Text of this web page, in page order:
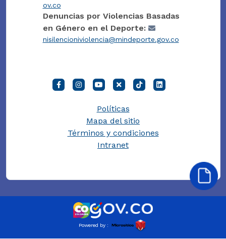
ov.co
Denuncias por Violencias Basadas
en Género en el Deporte:
nisilencioniviolencia@mindeporte.gov.co
Políticas
Mapa del sitio
Términos y condiciones
Intranet
Powered by :